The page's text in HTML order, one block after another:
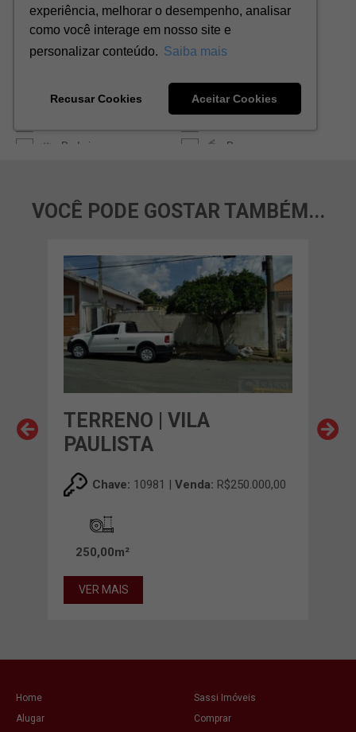
VOCÊ PODE GOSTAR TAMBÉM...
TERRENO | VILA
PAULISTA
Chave: 10981 | Venda: R$250.000,00
250,00m²
VER MAIS
Home
Sassi Imóveis
Alugar
Comprar